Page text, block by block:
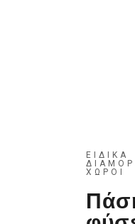
ΕΙΔΙΚΑ
ΧΩΡΟΙ